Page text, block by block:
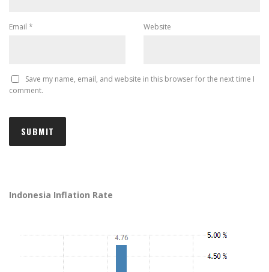
Email * Website
Save my name, email, and website in this browser for the next time I
comment.
Indonesia Inflation Rate